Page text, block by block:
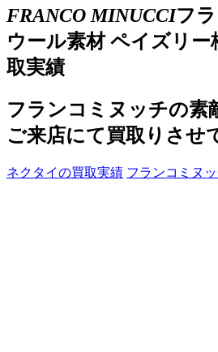
FRANCO MINUCCIフ
ウール素材 ペイズリ
取実績
フランコミヌッチの素
ご来店にて買取りさせ
ネクタイの買取実績 フランコミヌ